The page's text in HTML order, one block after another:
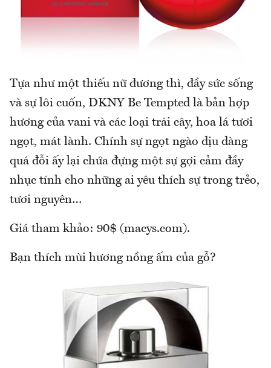
Tựa như một thiếu nữ đương thì, đầy sức sống
và sự lôi cuốn, DKNY Be Tempted là bản hợp
hương của vani và các loại trái cây, hoa lá tươi
ngọt, mát lành. Chính sự ngọt ngào dịu dàng
quá đỗi ấy lại chứa đựng một sự gợi cảm đầy
nhục tính cho những ai yêu thích sự trong trẻo,
tươi nguyên…
Giá tham khảo: 90$ (macys.com).
Bạn thích mùi hương nồng ấm của gỗ?